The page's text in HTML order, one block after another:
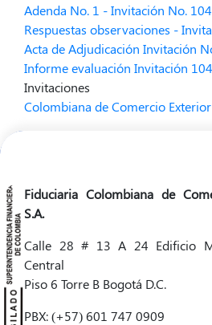
Adenda No. 1 - Invitación No.
Respuestas observaciones -
Acta de Adjudicación Invitación
Informe evaluación Invitación
Invitaciones
Colombiana de Comercio Exterior
Fiduciaria Colombiana de
S.A.
Calle 28 # 13 A 24 Edificio
Central
Piso 6 Torre B Bogotá D.C.
PBX: (+57) 601 747 0909